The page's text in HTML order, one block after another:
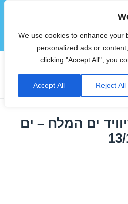
We use cookies to enhance your
personalized ads or
clicking "Accept All", you
Reject All
Accept All
תפריטים
ווידג'טים
בדצמבר
ים המלח – ים